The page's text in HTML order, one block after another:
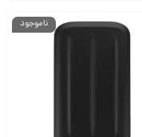
ناموجود